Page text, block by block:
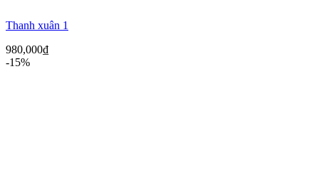
Thanh xuân 1
980,000₫
-15%